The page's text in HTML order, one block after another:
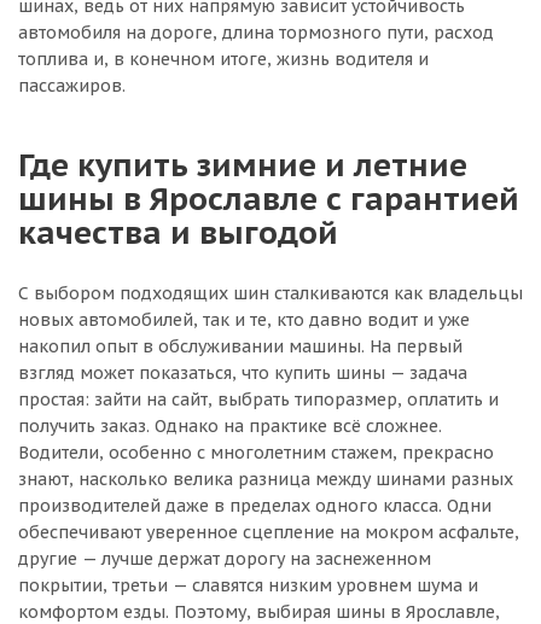
шинах, ведь от них напрямую зависит устойчивость
автомобиля на дороге, длина тормозного пути, расход
топлива и, в конечном итоге, жизнь водителя и
пассажиров.
Где купить зимние и летние
шины в Ярославле с гарантией
качества и выгодой
С выбором подходящих шин сталкиваются как владельцы
новых автомобилей, так и те, кто давно водит и уже
накопил опыт в обслуживании машины. На первый
взгляд может показаться, что купить шины — задача
простая: зайти на сайт, выбрать типоразмер, оплатить и
получить заказ. Однако на практике всё сложнее.
Водители, особенно с многолетним стажем, прекрасно
знают, насколько велика разница между шинами разных
производителей даже в пределах одного класса. Одни
обеспечивают уверенное сцепление на мокром асфальте,
другие — лучше держат дорогу на заснеженном
покрытии, третьи — славятся низким уровнем шума и
комфортом езды. Поэтому, выбирая шины в Ярославле,